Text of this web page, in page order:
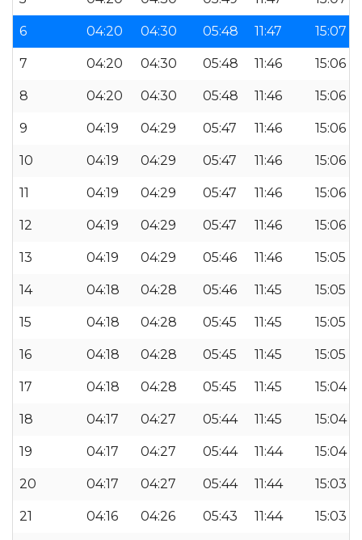
6 04:20 04:30 05:48 11:47 15:07
7 04:20 04:30 05:48 11:46 15:06
8 04:20 04:30 05:48 11:46 15:06
9 04:19 04:29 05:47 11:46 15:06
10 04:19 04:29 05:47 11:46 15:06
11 04:19 04:29 05:47 11:46 15:06
12 04:19 04:29 05:47 11:46 15:06
13 04:19 04:29 05:46 11:46 15:05
14 04:18 04:28 05:46 11:45 15:05
15 04:18 04:28 05:45 11:45 15:05
16 04:18 04:28 05:45 11:45 15:05
17 04:18 04:28 05:45 11:45 15:04
18 04:17 04:27 05:44 11:45 15:04
19 04:17 04:27 05:44 11:44 15:04
20 04:17 04:27 05:44 11:44 15:03
21 04:16 04:26 05:43 11:44 15:03